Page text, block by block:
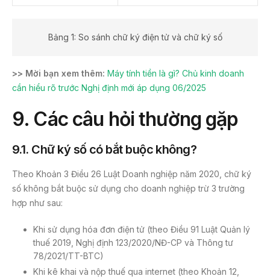
Bảng 1: So sánh chữ ký điện tử và chữ ký số
>> Mời bạn xem thêm: Máy tính tiền là gì? Chủ kinh doanh
cần hiểu rõ trước Nghị định mới áp dụng 06/2025
9. Các câu hỏi thường gặp
9.1. Chữ ký số có bắt buộc không?
Theo Khoản 3 Điều 26 Luật Doanh nghiệp năm 2020, chữ ký
số không bắt buộc sử dụng cho doanh nghiệp trừ 3 trường
hợp như sau:
Khi sử dụng hóa đơn điện tử (theo Điều 91 Luật Quản lý
thuế 2019, Nghị định 123/2020/NĐ-CP và Thông tư
78/2021/TT-BTC)
Khi kê khai và nộp thuế qua internet (theo Khoản 12,